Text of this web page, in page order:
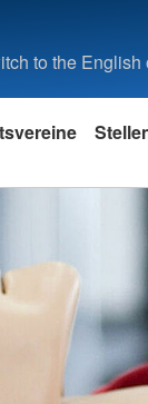
to the English